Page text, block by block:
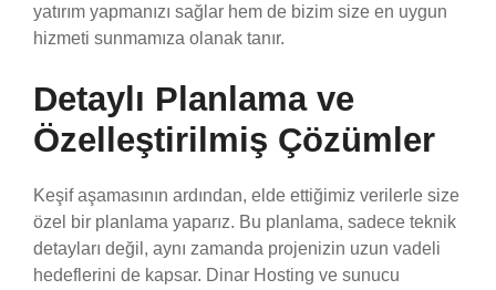
yatırım yapmanızı sağlar hem de bizim size en uygun
hizmeti sunmamıza olanak tanır.
Detaylı Planlama ve
Özelleştirilmiş Çözümler
Keşif aşamasının ardından, elde ettiğimiz verilerle size
özel bir planlama yaparız. Bu planlama, sadece teknik
detayları değil, aynı zamanda projenizin uzun vadeli
hedeflerini de kapsar. Dinar Hosting ve sunucu